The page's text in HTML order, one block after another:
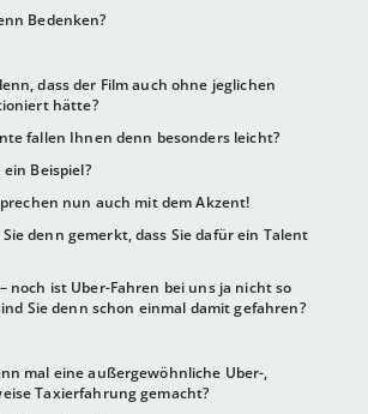
Bedenken?
dass der Film auch ohne jeglichen
hätte?
fallen Ihnen denn besonders leicht?
ein Beispiel?
nun auch mit dem Akzent!
denn gemerkt, dass Sie dafür ein Talent
noch ist Uber-Fahren bei uns ja nicht so
Sie denn schon einmal damit gefahren?
mal eine außergewöhnliche Uber-,
Taxierfahrung gemacht?